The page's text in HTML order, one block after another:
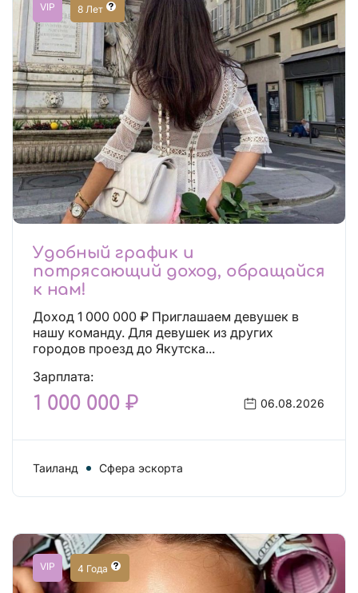
VIP 8 Лет
Удобный график и
потрясающий доход, обращайся
к нам!
Доход 1 000 000 ₽ Приглашаем девушек в
нашу команду. Для девушек из других
городов проезд до Якутска...
Зарплата:
1 000 000 ₽ 06.08.2026
Таиланд Сфера эскорта
VIP 4 Года